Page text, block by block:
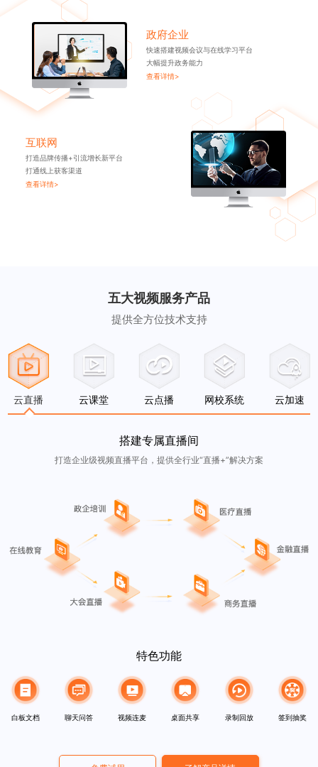
政府企业
快速搭建视频会议与在线学习平台
大幅提升政务能力
查看详情>
互联网
打造品牌传播+引流增长新平台
打通线上获客渠道
查看详情>
五大视频服务产品
提供全方位技术支持
云直播 云课堂 云点播 网校系统 云加速
搭建专属直播间
打造企业级视频直播平台，提供全行业“直播+”解决方案
特色功能
白板文档 聊天问答 视频连麦 桌面共享 录制回放 签到抽奖